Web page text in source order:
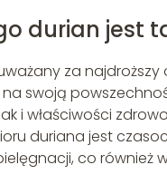
durian jest
za
swoją
i właściwości
duriana jest
co również